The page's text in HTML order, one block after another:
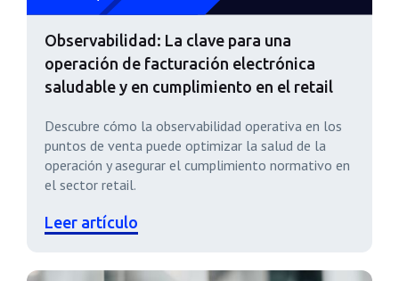
Observabilidad: La clave para una
operación de facturación electrónica
saludable y en cumplimiento en el retail
Descubre cómo la observabilidad operativa en los
puntos de venta puede optimizar la salud de la
operación y asegurar el cumplimiento normativo en
el sector retail.
Leer artículo